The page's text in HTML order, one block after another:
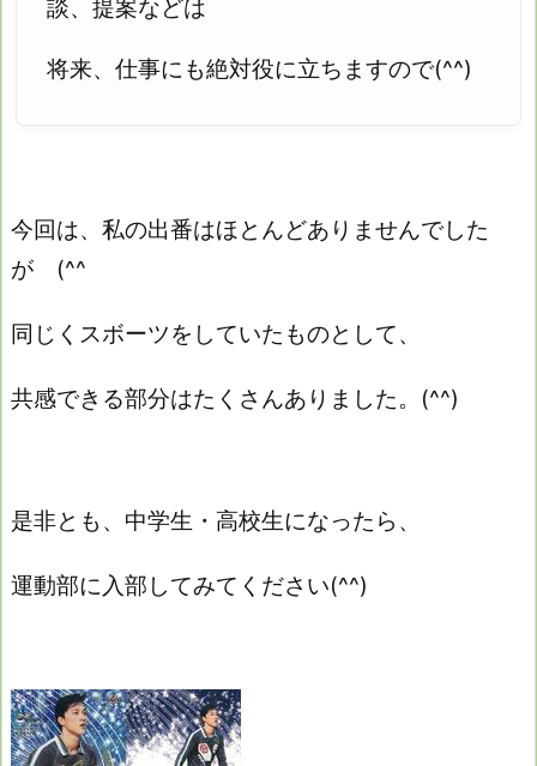
談、提案などは
将来、仕事にも絶対役に立ちますので(^^)
今回は、私の出番はほとんどありませんでした
が (^^ゞ
同じくスボーツをしていたものとして、
共感できる部分はたくさんありました。(^^)
是非とも、中学生・高校生になったら、
運動部に入部してみてください(^^)